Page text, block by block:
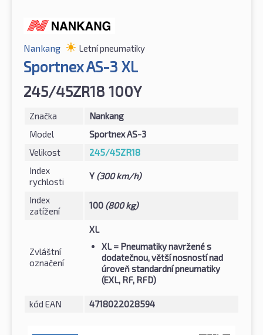
Nankang Letní pneumatiky
Sportnex AS-3 XL
245/45ZR18 100Y
Značka
Nankang
Model
Sportnex AS-3
Velikost
245/45ZR18
Index
rychlosti
Y (300 km/h)
Index
zatížení
100 (800 kg)
Zvláštní
označení
XL
XL= Pneumatiky navržené s
dodatečnou, větší nosností nad
úroveň standardní pneumatiky
(EXL, RF, RFD)
kód EAN 4718022028594